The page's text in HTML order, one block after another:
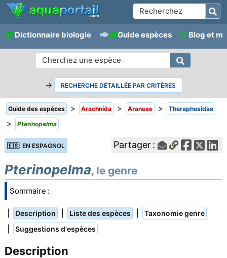
Dictionnaire biologie Guide espèces Blog et
→ RECHERCHE DÉTAILLÉE PAR CRITÈRES
Guide des espèces > Arachnida > Araneae > Theraphosidae
> Pterinopelma
🇪🇸 EN ESPAGNOL Partager :
Pterinopelma, le genre
Sommaire :
Description Liste des espèces Taxonomie genre
Suggestions d'espèces
Description